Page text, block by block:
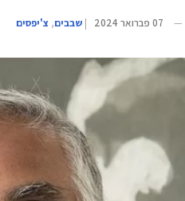
07 פברואר 2024 | ‫שבבים‬, צ'יפסים